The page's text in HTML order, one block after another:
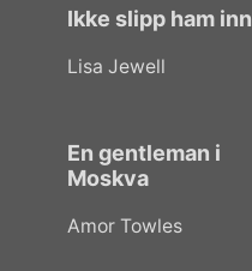
Ikke slipp ham inn
Lisa Jewell
En gentleman i
Moskva
Amor Towles